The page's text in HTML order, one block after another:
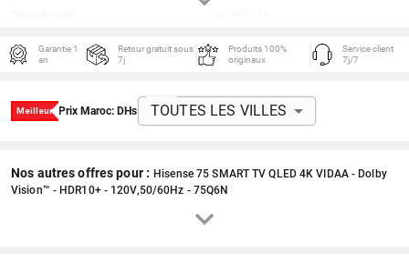
Résolution Ecran 75 pouces,
Wifi, Bluetooth
Couleurs Noir
Garantie 1
an
Retour gratuit sous
7j
Produits 100%
originaux
Service client
7j/7
Prix Maroc: DHs TOUTES LES VILLES
Nos autres offres pour : Hisense 75 SMART TV QLED 4K VIDAA - Dolby
Vision™ - HDR10+ - 120V,50/60Hz - 75Q6N